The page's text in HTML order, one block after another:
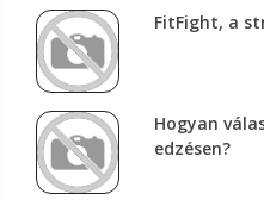
FitFight, a
Hogyan
edzésen?